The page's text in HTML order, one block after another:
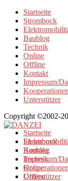
Startseite
Strombock
Baublog
Technik
Online
Offline
Kontakt
Impressum/
Kooperationen
Unterstützer
Copyright ©2002-
Startseite
Strombock
Kontakt
Impressum/
Kooperationen
Unterstützer
Baublog
Technik
Online
Offline